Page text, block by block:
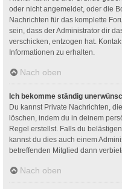
oder nicht angemeldet, oder die
Nachrichten für das komplette
sein, dass der Administrator dir
verschicken, entzogen hat.
Informationen zu erhalten.
Nach oben
Ich bekomme ständig
Du kannst Private Nachrichten,
löschen, indem du in deinem
Regel erstellst. Falls du
kannst du dies auch einem
betreffenden Mitglied dann
Nach oben